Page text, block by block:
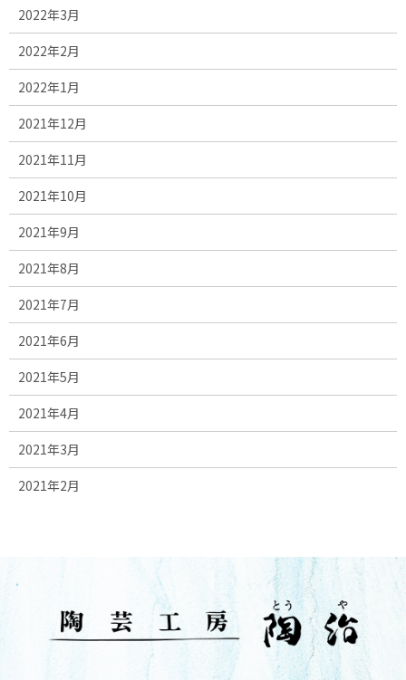
2022年3月
2022年2月
2022年1月
2021年12月
2021年11月
2021年10月
2021年9月
2021年8月
2021年7月
2021年6月
2021年5月
2021年4月
2021年3月
2021年2月